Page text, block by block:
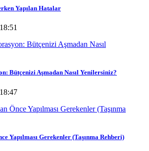
Yapılan Hatalar
Bütçenizi Aşmadan Nasıl Yenilersiniz?
Yapılması Gerekenler (Taşınma Rehberi)